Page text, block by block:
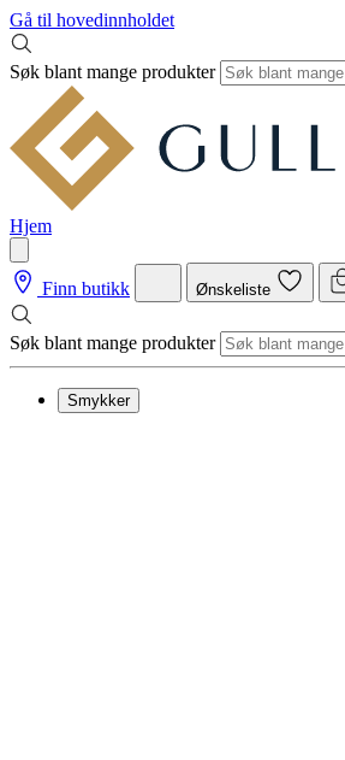
Gå til hovedinnholdet
Søk blant mange produkter
Hjem
Finn butikk Ønskeliste
Søk blant mange produkter
Smykker